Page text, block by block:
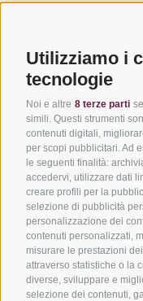
Utilizziamo i
tecnologie
Noi e altre 8 terze parti
simili. Questi strumenti
contenuti digitali,
per scopi pubblicitari. Ad
le seguenti finalità:
accedervi, utilizzare dati
creare profili per la
selezione di pubblicità
personalizzazione dei
contenuti personalizzati,
misurare le prestazioni
attraverso statistiche o la
diverse, sviluppare e
selezione dei contenuti,
Via del
+39 0425
Sottoponici il tuo